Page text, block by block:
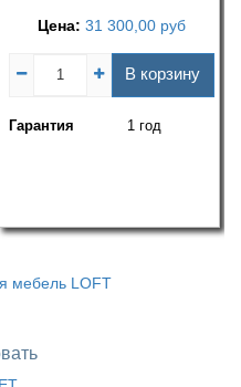
Цена: 31 300,00 руб
В корзину
Гарантия 1 год
мебель LOFT